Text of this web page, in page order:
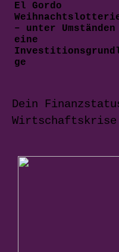
El Gordo
– unter Umständen
eine
ge
Dein
Wirtschaftskrise